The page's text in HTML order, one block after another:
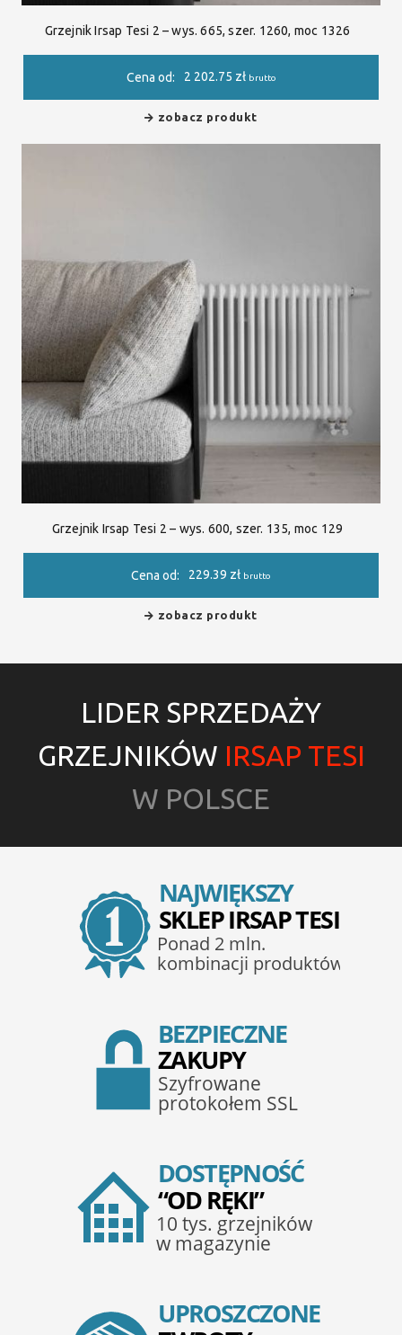
Grzejnik Irsap Tesi 2 – wys. 665, szer. 1260, moc 1326
Cena od: 2 202.75 zł brutto
zobacz produkt
Grzejnik Irsap Tesi 2 – wys. 600, szer. 135, moc 129
Cena od: 229.39 zł brutto
zobacz produkt
LIDER SPRZEDAŻY
GRZEJNIKÓW IRSAP TESI
W POLSCE